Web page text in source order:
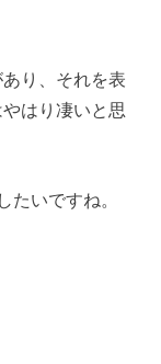
り、それを表
はり凄いと思
たいですね。